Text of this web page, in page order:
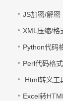
JS加密/解密
XML压缩/格
Python代码
Perl代码格
Html转义工
Excel转